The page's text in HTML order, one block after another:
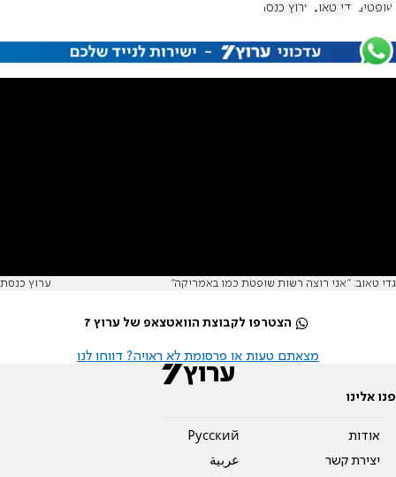
שופטים גדי טאוב ערוץ כנסת
גדי טאוב: "אני רוצה רשות שופטת כמו באמריקה" ערוץ כנסת
הצטרפו לקבוצת הוואטצאפ של ערוץ 7
מצאתם טעות או פרסומת לא ראויה? דווחו לנו
פנו אלינו
אודות
יצירת קשר
Pусский
عربية